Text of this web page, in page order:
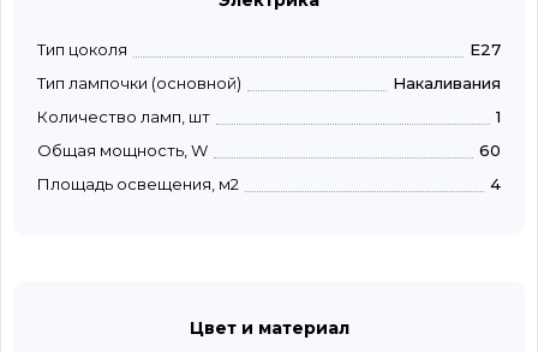
Тип цоколя
E27
Тип лампочки (основной)
Накаливания
Количество ламп, шт
1
Общая мощность, W
60
Площадь освещения, м2
4
Цвет и материал